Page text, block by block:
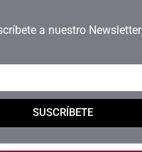
a nuestro Newsletter
SUSCRÍBETE